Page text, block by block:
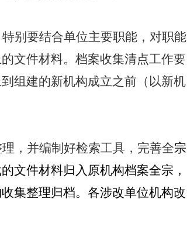
别要结合单位主要职能，对职能
文件材料。档案收集清点工作要
组建的新机构成立之前（以新机
，并编制好检索工具，完善全宗
文件材料归入原机构档案全宗，
集整理归档。各涉改单位机构改